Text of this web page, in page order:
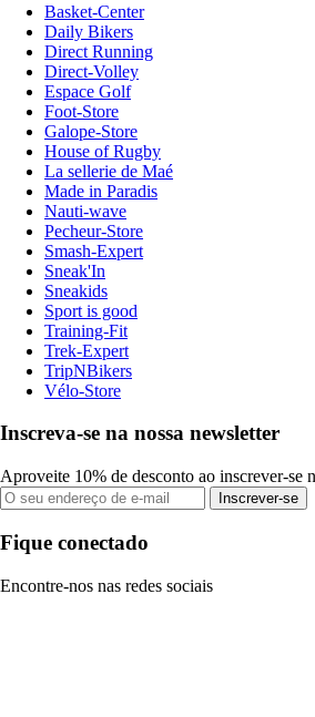
Basket-Center
Daily Bikers
Direct Running
Direct-Volley
Espace Golf
Foot-Store
Galope-Store
House of Rugby
La sellerie de Maé
Made in Paradis
Nauti-wave
Pecheur-Store
Smash-Expert
Sneak'In
Sneakids
Sport is good
Training-Fit
Trek-Expert
TripNBikers
Vélo-Store
Inscreva-se na nossa newsletter
Aproveite 10% de desconto ao inscrever-se
Inscrever-se
Fique conectado
Encontre-nos nas redes sociais